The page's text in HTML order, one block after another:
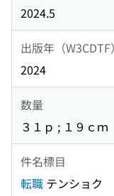
2024.5
出版年（W3CDTF）
2024
数量
３１ｐ ; １９ｃｍ
件名標目
転職 テンショク